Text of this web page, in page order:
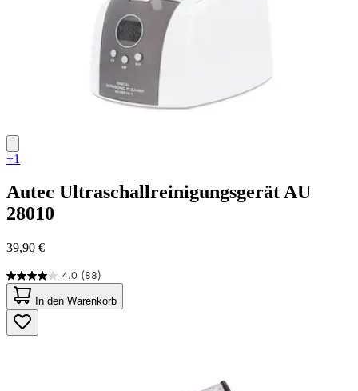
+1
Autec Ultraschallreinigungsgerät AU
28010
39,90 €
4.0 (88)
4.0
von
5
Sternen.
88
In den Warenkorb